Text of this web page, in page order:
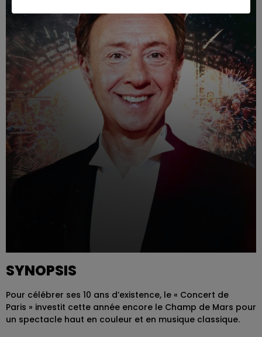
SYNOPSIS
Pour célébrer ses 10 ans d’existence, le « Concert de
Paris » investit cette année encore le Champ de Mars pour
un spectacle haut en couleur et en musique classique.